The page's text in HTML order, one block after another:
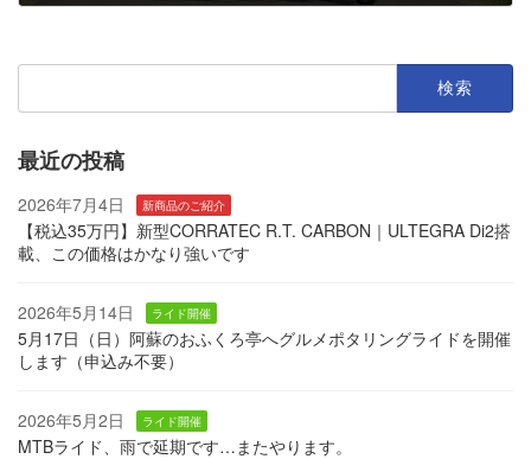
最近の投稿
2026年7月4日 新商品のご紹介
【税込35万円】新型CORRATEC R.T. CARBON｜ULTEGRA Di2搭
載、この価格はかなり強いです
2026年5月14日 ライド開催
5月17日（日）阿蘇のおふくろ亭へグルメポタリングライドを開催
します（申込み不要）
2026年5月2日 ライド開催
MTBライド、雨で延期です…またやります。